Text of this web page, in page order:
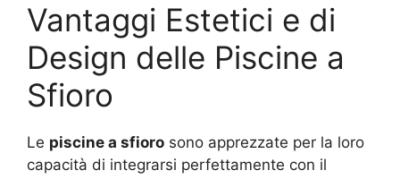
Vantaggi Estetici e di
Design delle Piscine a
Sfioro
Le piscine a sfioro sono apprezzate per la loro
capacità di integrarsi perfettamente con il